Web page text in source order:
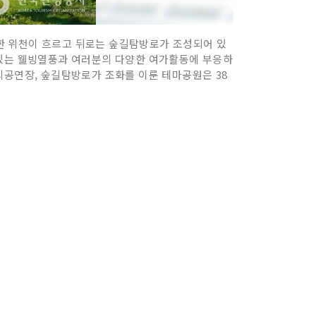
천이 흐르고 뒤로는 숲길탐방로가 조성되어 있
웰빙열풍과 여러분의 다양한 여가활동에 부응하
연장, 숲길탐방로가 조화를 이룬 테마공원은 38